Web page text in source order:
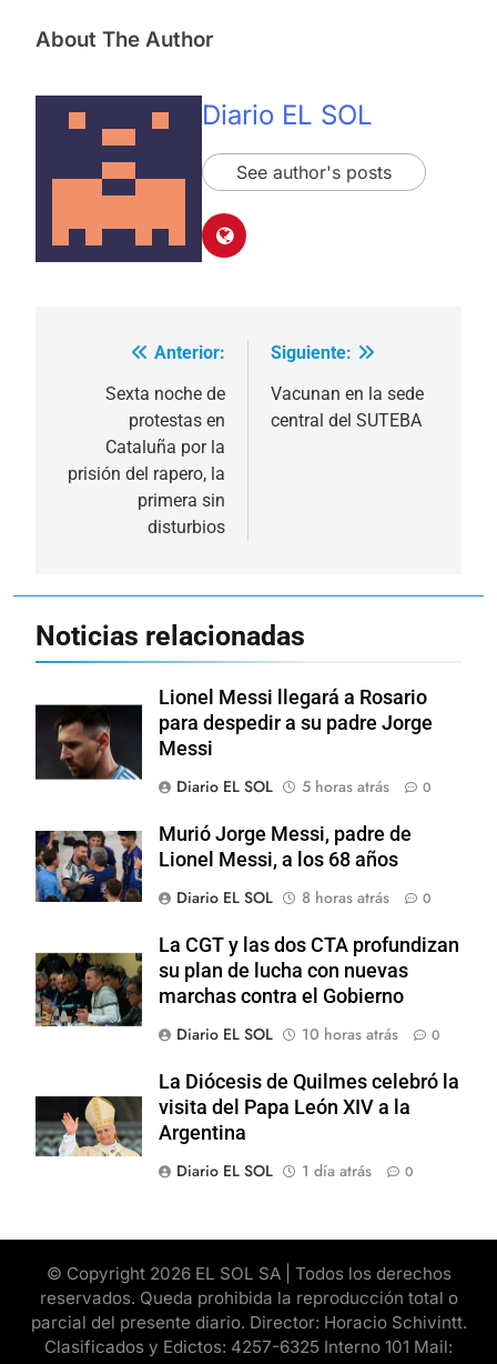
About The Author
Diario EL SOL
See author's posts
Navegación
entradas
Anterior:
Sexta noche de
protestas en
Cataluña por la
prisión del rapero, la
primera sin
disturbios
Siguiente:
Vacunan en la sede
central del SUTEBA
Noticias relacionadas
Lionel Messi llegará a Rosario
para despedir a su padre Jorge
Messi
Diario EL SOL
5 horas atrás 0
Murió Jorge Messi, padre de
Lionel Messi, a los 68 años
Diario EL SOL
8 horas atrás 0
La CGT y las dos CTA profundizan
su plan de lucha con nuevas
marchas contra el Gobierno
Diario EL SOL
10 horas atrás 0
La Diócesis de Quilmes celebró la
visita del Papa León XIV a la
Argentina
Diario EL SOL
1 día atrás 0
© Copyright 2026 EL SOL SA | Todos los derechos
reservados. Queda prohibida la reproducción total o
parcial del presente diario. Director: Horacio Schivintt.
Clasificados y Edictos: 4257-6325 Interno 101 Mail: